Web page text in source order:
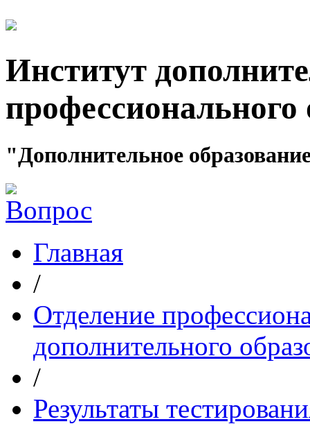
Институт
профессионального
"Дополнительное
Главная
/
Отделение
дополнительного
/
Результаты